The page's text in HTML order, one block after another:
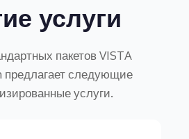
услуги
пакетов VISTA
следующие
услуги.